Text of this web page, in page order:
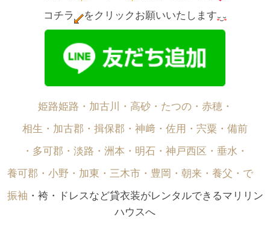
コチラ
をクリックお願いいたします
姫路姫路・加古川・高砂・たつの・赤穂・
相生・加古郡・揖保郡・神﨑・佐用・宍粟・備前
・多可郡・淡路・洲本・明石・神戸西区・垂水・
養可郡・小野・加東・三木市・豊岡・朝来・養父・で゙
振袖 ・袴・ドレスなど貸衣装がレンタルできるマリリン
ハウスへ